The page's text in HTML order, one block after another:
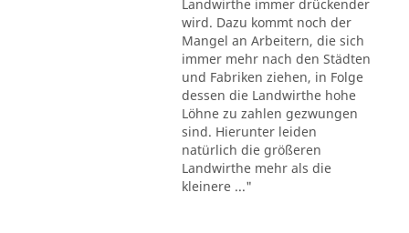
Landwirthe immer drückender
wird. Dazu kommt noch der
Mangel an Arbeitern, die sich
immer mehr nach den Städten
und Fabriken ziehen, in Folge
dessen die Landwirthe hohe
Löhne zu zahlen gezwungen
sind. Hierunter leiden
natürlich die größeren
Landwirthe mehr als die
kleinere ..."